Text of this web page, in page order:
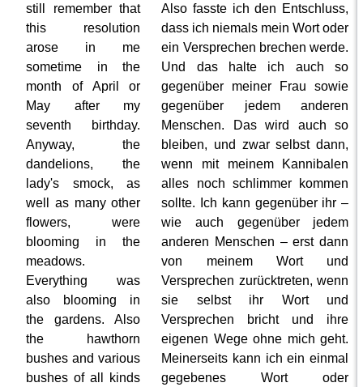
still remember that
this resolution
arose in me
sometime in the
month of April or
May after my
seventh birthday.
Anyway, the
dandelions, the
lady's smock, as
well as many other
flowers, were
blooming in the
meadows.
Everything was
also blooming in
the gardens. Also
the hawthorn
bushes and various
bushes of all kinds
Also fasste ich den Entschluss,
dass ich niemals mein Wort oder
ein Versprechen brechen werde.
Und das halte ich auch so
gegenüber meiner Frau sowie
gegenüber jedem anderen
Menschen. Das wird auch so
bleiben, und zwar selbst dann,
wenn mit meinem Kannibalen
alles noch schlimmer kommen
sollte. Ich kann gegenüber ihr –
wie auch gegenüber jedem
anderen Menschen – erst dann
von meinem Wort und
Versprechen zurücktreten, wenn
sie selbst ihr Wort und
Versprechen bricht und ihre
eigenen Wege ohne mich geht.
Meinerseits kann ich ein einmal
gegebenes Wort oder